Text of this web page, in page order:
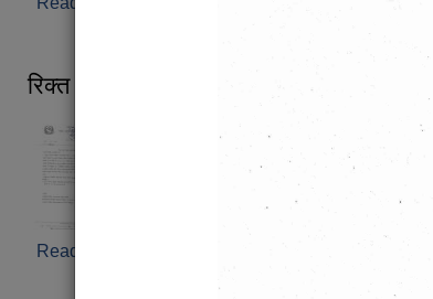
रिक्त पदमा स्थायी शिक्षक सरुवासम्बन्धी सूचना ।
Read more